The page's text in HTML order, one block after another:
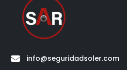
info@seguridadsoler.com